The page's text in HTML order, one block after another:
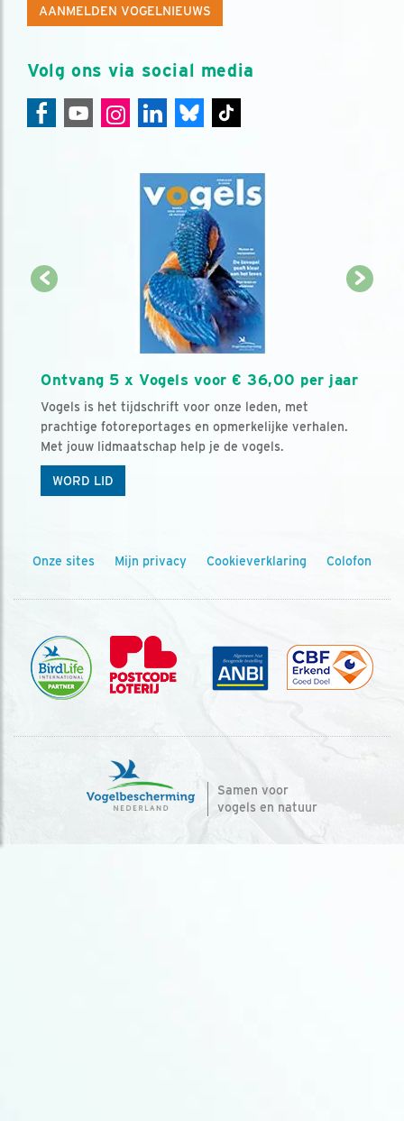
AANMELDEN VOGELNIEUWS
Volg ons via social media
Ontvang 5 x Vogels voor € 36,00 per jaar
Vogels is het tijdschrift voor onze leden, met
prachtige fotoreportages en opmerkelijke verhalen.
Met jouw lidmaatschap help je de vogels.
WORD LID
Onze sites Mijn privacy Cookieverklaring Colofon
Samen voor
vogels en natuur